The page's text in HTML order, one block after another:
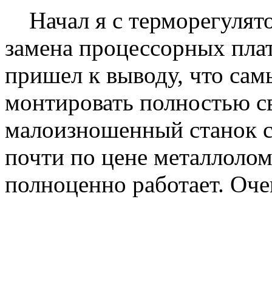
Начал я с
замена процессорных
пришел к выводу, что
монтировать полностью
малоизношенный станок
почти по цене
полноценно работает.